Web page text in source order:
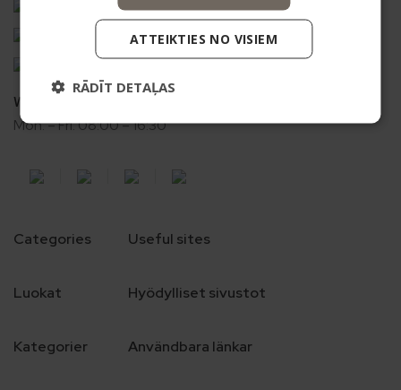
Vismaņi k-5, G korpuss, Mārupes novads, LV-2167
+371 20626606
ecommerce@bio2you.eu
Working time
Mon. – Fri. 08:00 – 16:30
Categories
Luokat
Kategorier
Useful sites
Hyödylliset sivustot
Användbara länkar
ATTEIKTIES NO VISIEM
RĀDĪT DETAĻAS